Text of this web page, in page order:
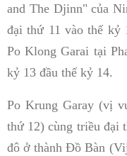
and The Djinn" của
đại thứ 11 vào thế kỷ
Po Klong Garai tại
kỷ 13 đầu thế kỷ 14.
Po Krung Garay (vị
thứ 12) cùng triều đại
đô ở thành Đồ Bàn